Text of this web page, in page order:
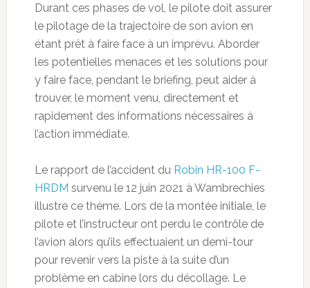
Durant ces phases de vol, le pilote doit assurer
le pilotage de la trajectoire de son avion en
étant prêt à faire face à un imprévu. Aborder
les potentielles menaces et les solutions pour
y faire face, pendant le briefing, peut aider à
trouver, le moment venu, directement et
rapidement des informations nécessaires à
l’action immédiate.
Le rapport de l’accident du Robin HR-100 F-
HRDM survenu le 12 juin 2021 à Wambrechies
illustre ce thème. Lors de la montée initiale, le
pilote et l’instructeur ont perdu le contrôle de
l’avion alors qu’ils effectuaient un demi-tour
pour revenir vers la piste à la suite d’un
problème en cabine lors du décollage. Le